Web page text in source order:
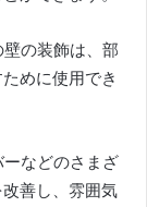
の装飾は、部
めに使用でき
などのさまざ
善し、雰囲気